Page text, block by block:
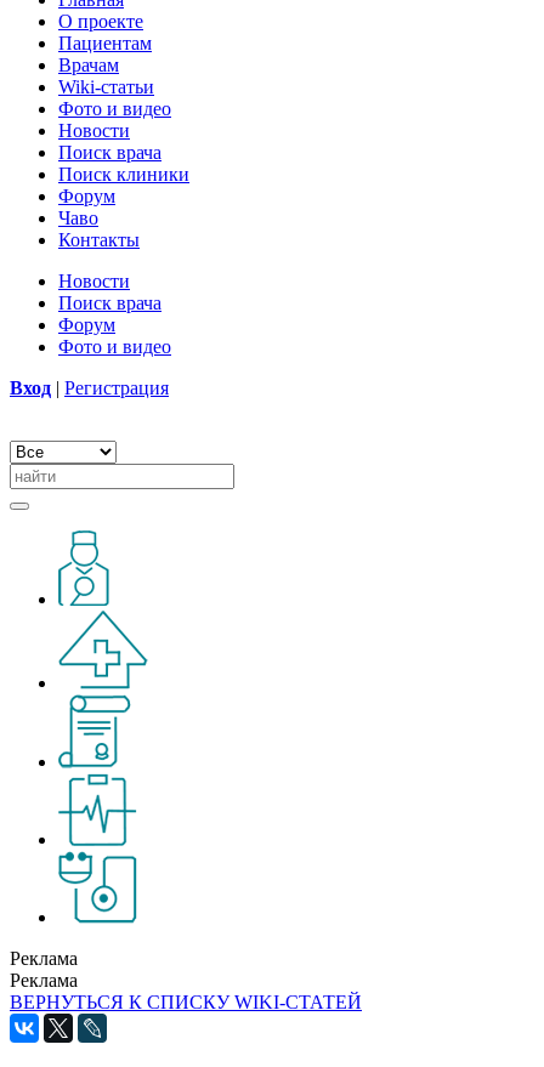
О проекте
Пациентам
Врачам
Wiki-статьи
Фото и видео
Новости
Поиск врача
Поиск клиники
Форум
Чаво
Контакты
Новости
Поиск врача
Форум
Фото и видео
Вход | Регистрация
Реклама
Реклама
ВЕРНУТЬСЯ К СПИСКУ WIKI-СТАТЕЙ